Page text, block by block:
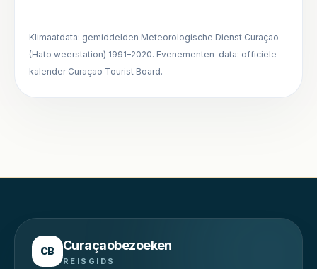
Klimaatdata: gemiddelden Meteorologische Dienst Curaçao
(Hato weerstation) 1991–2020. Evenementen-data: officiële
kalender Curaçao Tourist Board.
CB Curaçaobezoeken
REISGIDS